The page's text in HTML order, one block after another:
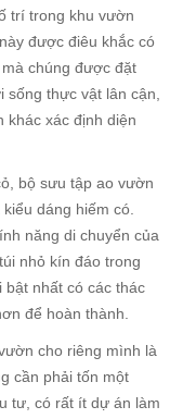
trí trong khu vườn
được điêu khắc có
chúng được đặt
thực vật lân cận,
khác xác định diện
bộ sưu tập ao vườn
dáng hiếm có.
năng di chuyển của
nhỏ kín đáo trong
nhất có các thác
để hoàn thành.
cho riêng mình là
cần phải tốn một
tư, có rất ít dự án làm